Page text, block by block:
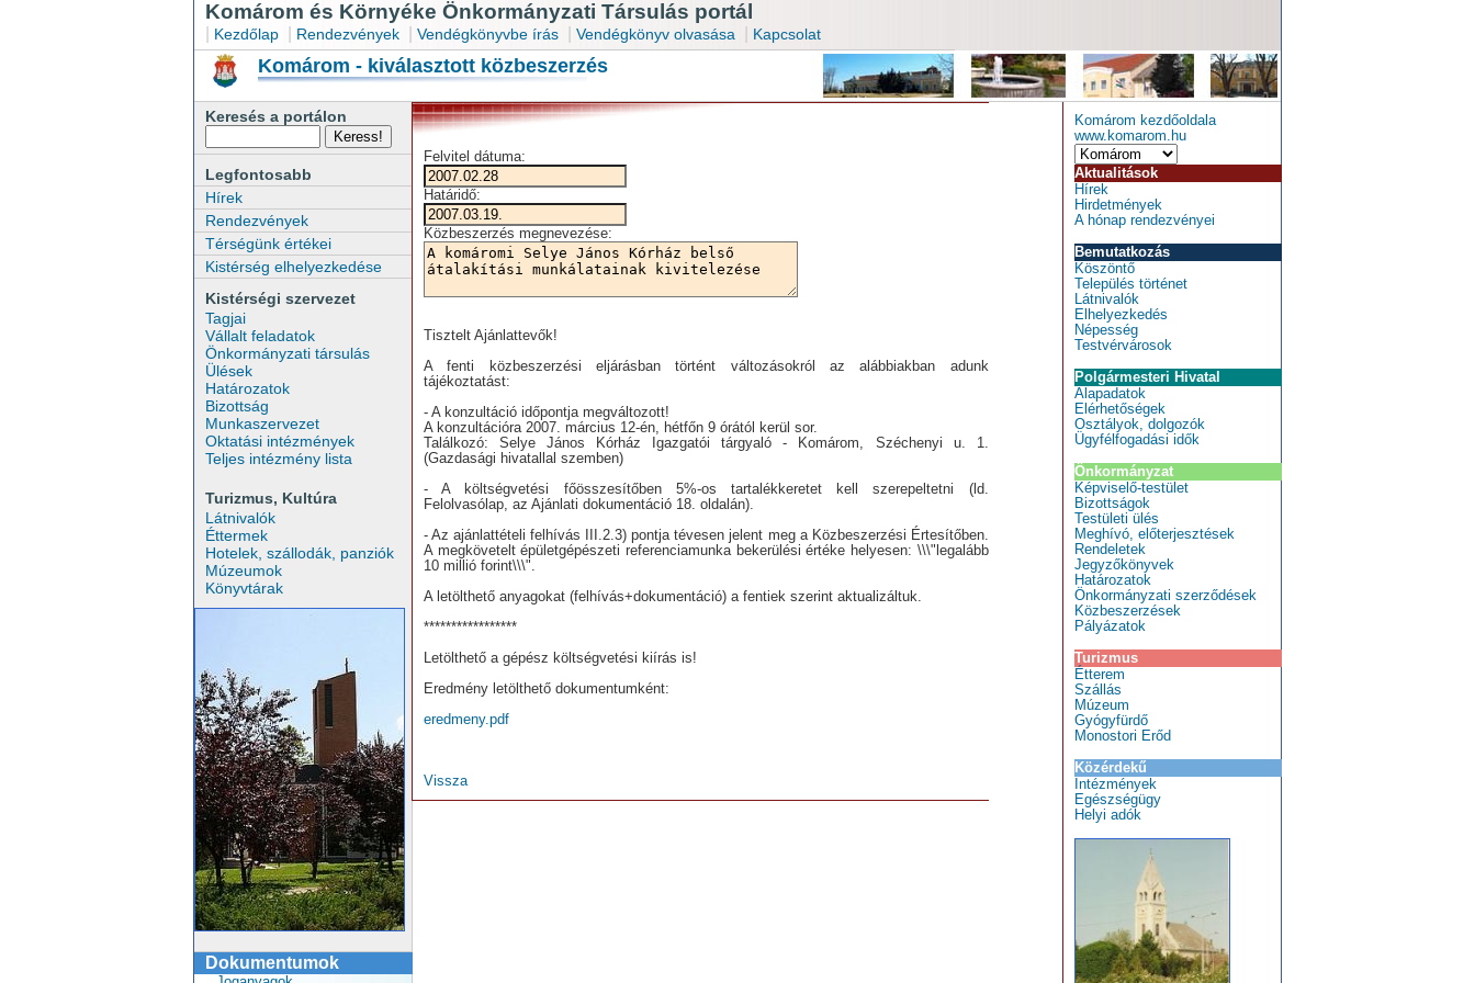
Komárom és Környéke Önkormányzati Társulás portál
Kezdőlap Rendezvények Vendégkönyvbe írás Vendégkönyv olvasása Kapcsolat
Komárom - kiválasztott közbeszerzés
Keresés a portálon
Legfontosabb
Hírek
Rendezvények
Térségünk értékei
Kistérség elhelyezkedése
Kistérségi szervezet
Tagjai
Vállalt feladatok
Önkormányzati társulás
Ülések
Határozatok
Bizottság
Munkaszervezet
Oktatási intézmények
Teljes intézmény lista
Turizmus, Kultúra
Látnivalók
Éttermek
Hotelek, szállodák, panziók
Múzeumok
Könyvtárak
Dokumentumok
Komárom kezdőoldala
www.komarom.hu
Aktualitások
Hírek
Hirdetmények
A hónap rendezvényei
Bemutatkozás
Köszöntő
Település történet
Látnivalók
Elhelyezkedés
Népesség
Testvérvárosok
Polgármesteri Hivatal
Alapadatok
Elérhetőségek
Osztályok, dolgozók
Ügyfélfogadási idők
Önkormányzat
Képviselő-testület
Bizottságok
Testületi ülés
Meghívó, előterjesztések
Rendeletek
Jegyzőkönyvek
Határozatok
Önkormányzati szerződések
Közbeszerzések
Pályázatok
Turizmus
Étterem
Szállás
Múzeum
Gyógyfürdő
Monostori Erőd
Közérdekű
Intézmények
Egészségügy
Helyi adók
Felvitel dátuma:
Határidő:
Közbeszerzés megnevezése:
Tisztelt Ajánlattevők!
A fenti közbeszerzési eljárásban történt változásokról az alábbiakban adunk
tájékoztatást:
- A konzultáció időpontja megváltozott!
A konzultációra 2007. március 12-én, hétfőn 9 órától kerül sor.
Találkozó: Selye János Kórház Igazgatói tárgyaló - Komárom, Széchenyi u. 1.
(Gazdasági hivatallal szemben)
- A költségvetési főösszesítőben 5%-os tartalékkeretet kell szerepeltetni (ld.
Felolvasólap, az Ajánlati dokumentáció 18. oldalán).
- Az ajánlattételi felhívás III.2.3) pontja tévesen jelent meg a Közbeszerzési Értesítőben.
A megkövetelt épületgépészeti referenciamunka bekerülési értéke helyesen: \\\"legalább
10 millió forint\\\".
A letölthető anyagokat (felhívás+dokumentáció) a fentiek szerint aktualizáltuk.
*****************
Letölthető a gépész költségvetési kiírás is!
Eredmény letölthető dokumentumként:
eredmeny.pdf
Vissza